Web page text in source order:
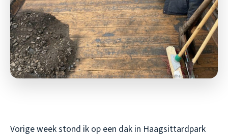
Vorige week stond ik op een dak in Haagsittardpark